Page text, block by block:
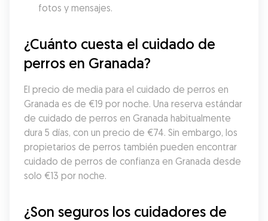
fotos y mensajes.
¿Cuánto cuesta el cuidado de
perros en Granada?
El precio de media para el cuidado de perros en
Granada es de €19 por noche. Una reserva estándar
de cuidado de perros en Granada habitualmente
dura 5 días, con un precio de €74. Sin embargo, los
propietarios de perros también pueden encontrar
cuidado de perros de confianza en Granada desde
solo €13 por noche.
¿Son seguros los cuidadores de